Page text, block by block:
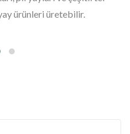
ürünleri üretebilir.